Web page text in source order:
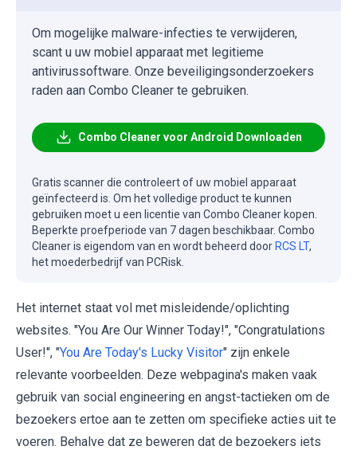
Om mogelijke malware-infecties te verwijderen,
scant u uw mobiel apparaat met legitieme
antivirussoftware. Onze beveiligingsonderzoekers
raden aan Combo Cleaner te gebruiken.
Combo Cleaner voor Android Downloaden
Gratis scanner die controleert of uw mobiel apparaat
geïnfecteerd is. Om het volledige product te kunnen
gebruiken moet u een licentie van Combo Cleaner kopen.
Beperkte proefperiode van 7 dagen beschikbaar. Combo
Cleaner is eigendom van en wordt beheerd door RCS LT,
het moederbedrijf van PCRisk.
Het internet staat vol met misleidende/oplichting
websites. "You Are Our Winner Today!", "Congratulations
User!", "You Are Today's Lucky Visitor" zijn enkele
relevante voorbeelden. Deze webpagina's maken vaak
gebruik van social engineering en angst-tactieken om de
bezoekers ertoe aan te zetten om specifieke acties uit te
voeren. Behalve dat ze beweren dat de bezoekers iets